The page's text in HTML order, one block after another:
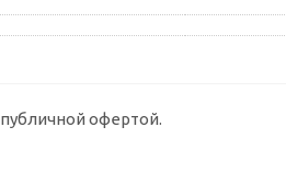
офертой.